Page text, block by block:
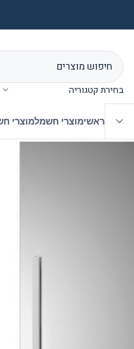
בחירת קטגוריה
ראשימוצרי חשמלמוצרי